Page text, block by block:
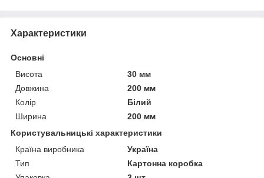
Характеристики
Основні
Висота
30 мм
Довжина
200 мм
Колір
Білий
Ширина
200 мм
Користувальницькі характеристики
Країна виробника
Україна
Тип
Картонна коробка